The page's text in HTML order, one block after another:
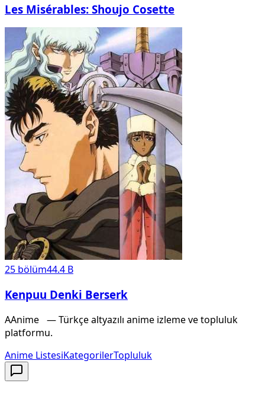
Les Misérables: Shoujo Cosette
25 bölüm44.4 B
Kenpuu Denki Berserk
AAnime — Türkçe altyazılı anime izleme ve topluluk
platformu.
Anime ListesiKategorilerTopluluk